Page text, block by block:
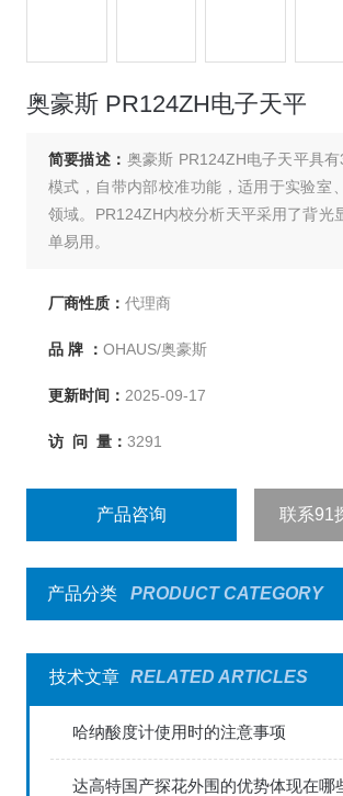
奥豪斯 PR124ZH电子天平
简要描述： 奥豪斯 PR124ZH电子天平具
模式，自带内部校准功能，适用于实验室
领域。PR124ZH内校分析天平采用了背光显
单易用。
厂商性质： 代理商
品 牌 ： OHAUS/奥豪斯
更新时间： 2025-09-17
访 问 量： 3291
产品咨询 联系91
产品分类 PRODUCT CATEGORY
技术文章 RELATED ARTICLES
哈纳酸度计使用时的注意事项
达高特国产探花外围的优势体现在哪些